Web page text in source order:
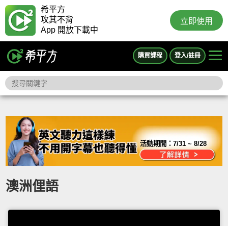
希平方
攻其不背
App 開放下載中
立即使用
購買課程 登入/註冊
活動期間：7/31 ~ 8/28
澳洲俚語